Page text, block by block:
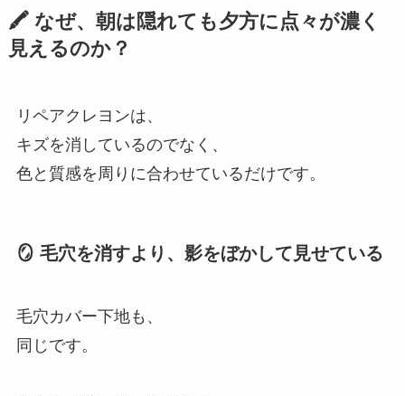
🖍️ なぜ、朝は隠れても夕方に点々が濃く
見えるのか？
リペアクレヨンは、
キズを消しているのでなく、
色と質感を周りに合わせているだけです。
🪞 毛穴を消すより、影をぼかして見せている
毛穴カバー下地も、
同じです。